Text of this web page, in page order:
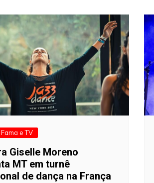
Fama e TV
Giselle Moreno
MT em turnê
de dança na França